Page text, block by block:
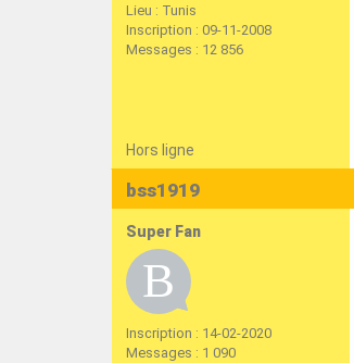
Lieu : Tunis
Inscription : 09-11-2008
Messages : 12 856
Hors ligne
bss1919
Super Fan
Inscription : 14-02-2020
Messages : 1 090